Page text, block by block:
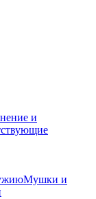
и
Мушки и